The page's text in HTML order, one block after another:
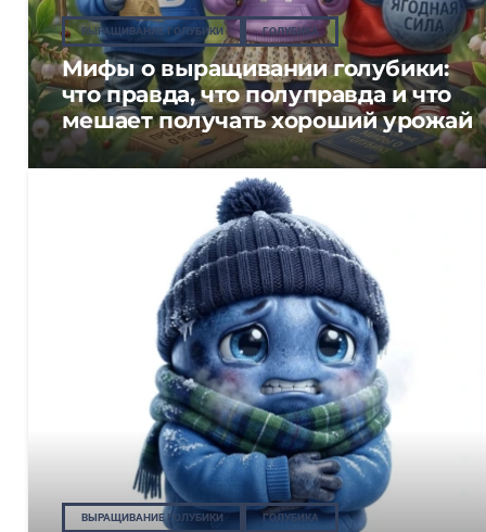
ВЫРАЩИВАНИЕ ГОЛУБИКИ ГОЛУБИКА
Мифы о выращивании голубики:
что правда, что полуправда и что
мешает получать хороший урожай
ВЫРАЩИВАНИЕ ГОЛУБИКИ ГОЛУБИКА